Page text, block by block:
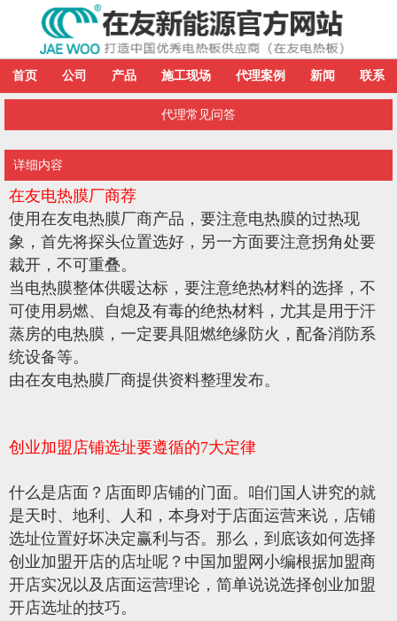
首页 公司 产品 施工现场 代理案例 新闻 联系
代理常见问答
详细内容
在友电热膜厂商荐
使用在友电热膜厂商产品，要注意电热膜的过热现
象，首先将探头位置选好，另一方面要注意拐角处要
裁开，不可重叠。
当电热膜整体供暖达标，要注意绝热材料的选择，不
可使用易燃、自熄及有毒的绝热材料，尤其是用于汗
蒸房的电热膜，一定要具阻燃绝缘防火，配备消防系
统设备等。
由在友电热膜厂商提供资料整理发布。
创业加盟店铺选址要遵循的7大定律
什么是店面？店面即店铺的门面。咱们国人讲究的就
是天时、地利、人和，本身对于店面运营来说，店铺
选址位置好坏决定赢利与否。那么，到底该如何选择
创业加盟开店的店址呢？中国加盟网小编根据加盟商
开店实况以及店面运营理论，简单说说选择创业加盟
开店选址的技巧。